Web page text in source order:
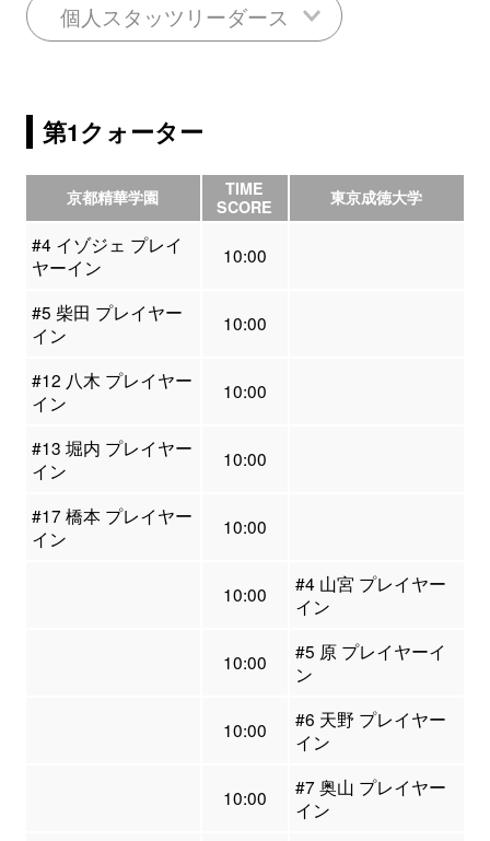
個人スタッツリーダース
第1クォーター
京都精華学園
TIME
SCORE
東京成徳大学
#4 イゾジェ プレイ
ヤーイン
10:00
#5 柴田 プレイヤー
イン
10:00
#12 八木 プレイヤー
イン
10:00
#13 堀内 プレイヤー
イン
10:00
#17 橋本 プレイヤー
イン
10:00
10:00
#4 山宮 プレイヤー
イン
10:00
#5 原 プレイヤーイ
ン
10:00
#6 天野 プレイヤー
イン
10:00
#7 奥山 プレイヤー
イン